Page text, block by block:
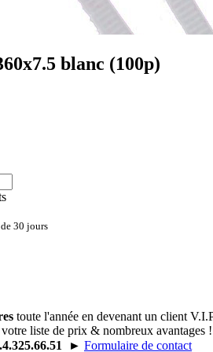
blanc (100p)
30 jours
toute l'année en devenant un client
votre liste de prix & nombreux avantages !
► Formulaire de contact